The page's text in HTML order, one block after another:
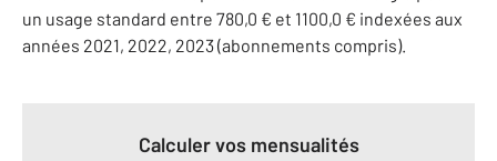
un usage standard entre 780,0 € et 1100,0 € indexées aux
années 2021, 2022, 2023 (abonnements compris).
Calculer vos mensualités